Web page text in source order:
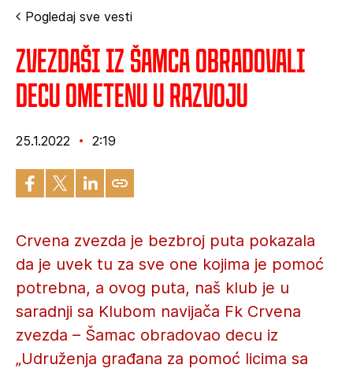
Pogledaj sve vesti
Zvezdaši iz Šamca obradovali
decu ometenu u razvoju
25.1.2022 2:19
Crvena zvezda je bezbroj puta pokazala
da je uvek tu za sve one kojima je pomoć
potrebna, a ovog puta, naš klub je u
saradnji sa Klubom navijača Fk Crvena
zvezda – Šamac obradovao decu iz
„Udruženja građana za pomoć licima sa